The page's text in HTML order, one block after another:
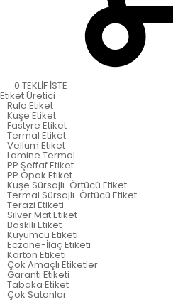
0 TEKLİF İSTE
EtiketÜretici
Rulo Etiket
Kuşe Etiket
Fastyre Etiket
Termal Etiket
Vellum Etiket
Lamine Termal
PP Şeffaf Etiket
PP Opak Etiket
Kuşe Sürsajlı-Örtücü Etiket
Termal Sürsajlı-Örtücü Etiket
Terazi Etiketi
Silver Mat Etiket
Baskılı Etiket
Kuyumcu Etiketi
Eczane-İlaç Etiketi
Karton Etiketi
Çok Amaçlı Etiketler
Garanti Etiketi
Tabaka Etiket
Çok Satanlar